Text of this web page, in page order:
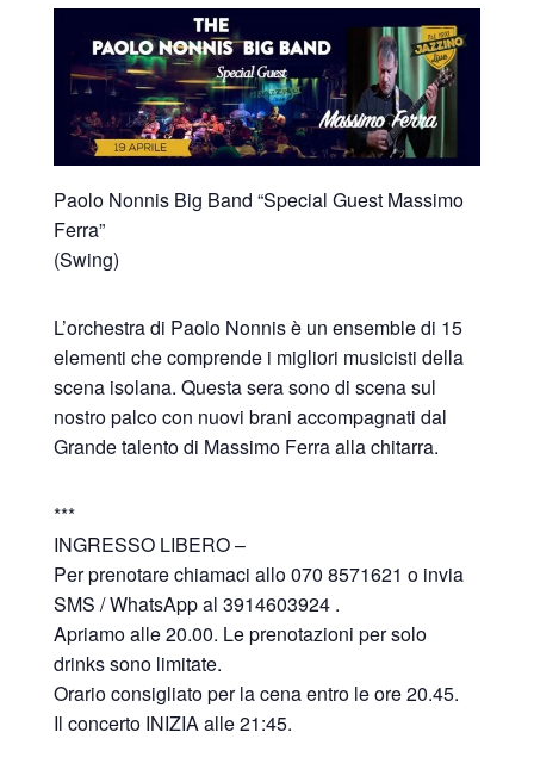
Paolo Nonnis Big Band “Special Guest Massimo
Ferra”
(Swing)
L’orchestra di Paolo Nonnis è un ensemble di 15
elementi che comprende i migliori musicisti della
scena isolana. Questa sera sono di scena sul
nostro palco con nuovi brani accompagnati dal
Grande talento di Massimo Ferra alla chitarra.
***
INGRESSO LIBERO –
Per prenotare chiamaci allo 070 8571621 o invia
SMS / WhatsApp al 3914603924 .
Apriamo alle 20.00. Le prenotazioni per solo
drinks sono limitate.
Orario consigliato per la cena entro le ore 20.45.
Il concerto INIZIA alle 21:45.